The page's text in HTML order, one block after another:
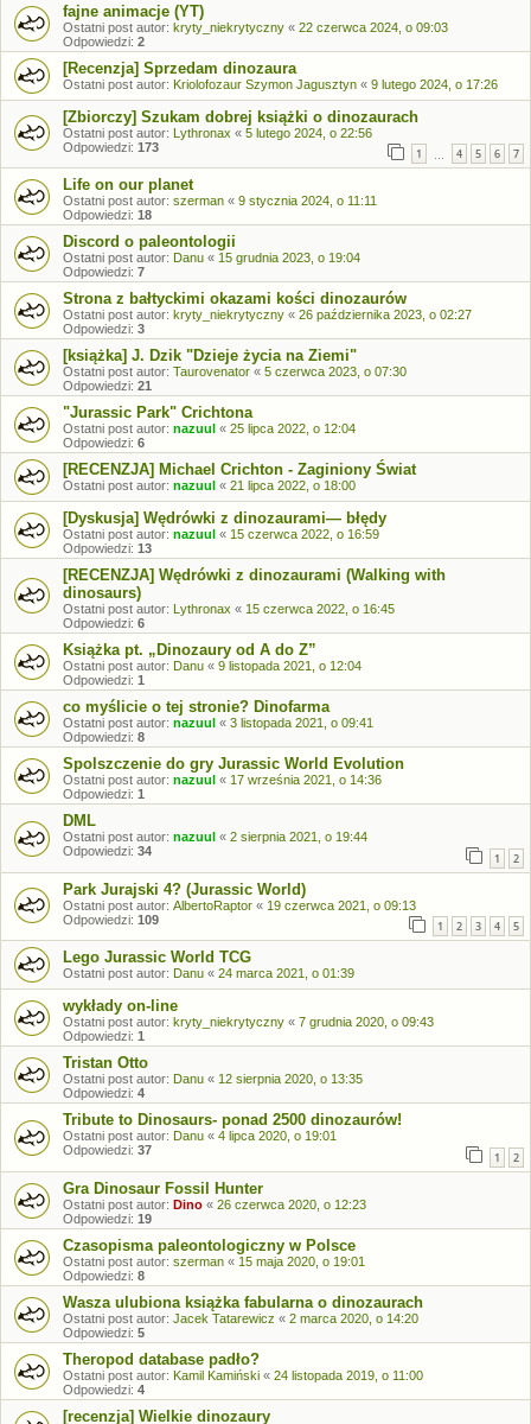
fajne animacje (YT)
Ostatni post autor: kryty_niekrytyczny « 22 czerwca 2024, o 09:03
Odpowiedzi: 2
[Recenzja] Sprzedam dinozaura
Ostatni post autor: Kriolofozaur Szymon Jagusztyn « 9 lutego 2024, o 17:26
[Zbiorczy] Szukam dobrej książki o dinozaurach
Ostatni post autor: Lythronax « 5 lutego 2024, o 22:56
Odpowiedzi: 173 1 4 5 6 7
Life on our planet
Ostatni post autor: szerman « 9 stycznia 2024, o 11:11
Odpowiedzi: 18
Discord o paleontologii
Ostatni post autor: Danu « 15 grudnia 2023, o 19:04
Odpowiedzi: 7
Strona z bałtyckimi okazami kości dinozaurów
Ostatni post autor: kryty_niekrytyczny « 26 października 2023, o 02:27
Odpowiedzi: 3
[książka] J. Dzik "Dzieje życia na Ziemi"
Ostatni post autor: Taurovenator « 5 czerwca 2023, o 07:30
Odpowiedzi: 21
"Jurassic Park" Crichtona
Ostatni post autor: nazuul « 25 lipca 2022, o 12:04
Odpowiedzi: 6
[RECENZJA] Michael Crichton - Zaginiony Świat
Ostatni post autor: nazuul « 21 lipca 2022, o 18:00
[Dyskusja] Wędrówki z dinozaurami— błędy
Ostatni post autor: nazuul « 15 czerwca 2022, o 16:59
Odpowiedzi: 13
[RECENZJA] Wędrówki z dinozaurami (Walking with
dinosaurs)
Ostatni post autor: Lythronax « 15 czerwca 2022, o 16:45
Odpowiedzi: 6
Książka pt. „Dinozaury od A do Z”
Ostatni post autor: Danu « 9 listopada 2021, o 12:04
Odpowiedzi: 1
co myślicie o tej stronie? Dinofarma
Ostatni post autor: nazuul « 3 listopada 2021, o 09:41
Odpowiedzi: 8
Spolszczenie do gry Jurassic World Evolution
Ostatni post autor: nazuul « 17 września 2021, o 14:36
Odpowiedzi: 1
DML
Ostatni post autor: nazuul « 2 sierpnia 2021, o 19:44
Odpowiedzi: 34 1 2
Park Jurajski 4? (Jurassic World)
Ostatni post autor: AlbertoRaptor « 19 czerwca 2021, o 09:13
Odpowiedzi: 109 1 2 3 4 5
Lego Jurassic World TCG
Ostatni post autor: Danu « 24 marca 2021, o 01:39
wykłady on-line
Ostatni post autor: kryty_niekrytyczny « 7 grudnia 2020, o 09:43
Odpowiedzi: 1
Tristan Otto
Ostatni post autor: Danu « 12 sierpnia 2020, o 13:35
Odpowiedzi: 4
Tribute to Dinosaurs- ponad 2500 dinozaurów!
Ostatni post autor: Danu « 4 lipca 2020, o 19:01
Odpowiedzi: 37 1 2
Gra Dinosaur Fossil Hunter
Ostatni post autor: Dino « 26 czerwca 2020, o 12:23
Odpowiedzi: 19
Czasopisma paleontologiczny w Polsce
Ostatni post autor: szerman « 15 maja 2020, o 19:01
Odpowiedzi: 8
Wasza ulubiona książka fabularna o dinozaurach
Ostatni post autor: Jacek Tatarewicz « 2 marca 2020, o 14:20
Odpowiedzi: 5
Theropod database padło?
Ostatni post autor: Kamil Kamiński « 24 listopada 2019, o 11:00
Odpowiedzi: 4
[recenzja] Wielkie dinozaury